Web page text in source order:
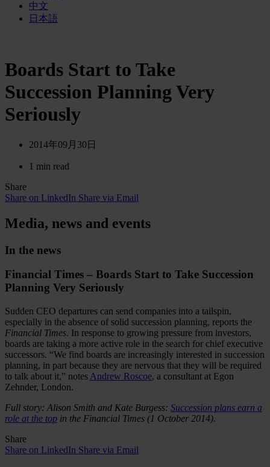
中文
日本語
Boards Start to Take
Succession Planning Very
Seriously
2014年09月30日
1 min read
Share
Share on LinkedIn Share via Email
Media, news and events
In the news
Financial Times – Boards Start to Take Succession
Planning Very Seriously
Sudden CEO departures can send companies into a tailspin,
especially in the absence of solid succession planning, reports the
Financial Times. In response to growing pressure from investors,
boards are taking a more active role in the search for chief executive
successors. “We find boards are increasingly interested in succession
planning, in part because they are nervous that they will be required
to talk about it,” notes Andrew Roscoe, a consultant at Egon
Zehnder, London.
Full story: Alison Smith and Kate Burgess: Succession plans earn a
role at the top in the Financial Times (1 October 2014).
Share
Share on LinkedIn Share via Email